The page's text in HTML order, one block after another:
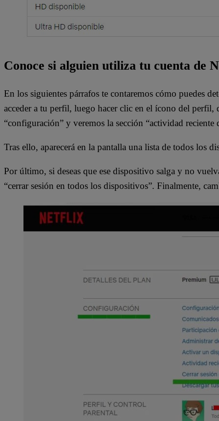
Conoce si alguien utiliza tu cuenta de
En los siguientes párrafos te contaremos cómo puedes
acceder a tu perfil, luego hacer clic en el ícono del perfil,
“configuración” y veremos la sección “actividad
Tras ello, aparecerá en la pantalla una lista de todos los
Por último, si deseas que ese dispositivo salga y no
“cerrar sesión en todos los dispositivos”. Finalmente,